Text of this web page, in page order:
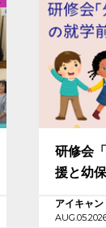
研修会
援と幼
アイキャン